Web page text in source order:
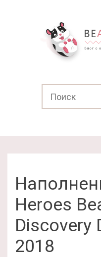
Heroes
Discovery
2018